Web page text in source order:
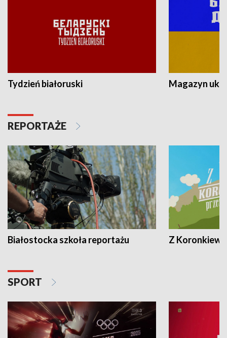
Tydzień białoruski Magazyn
REPORTAŻE
Białostocka szkoła reportażu Z
SPORT